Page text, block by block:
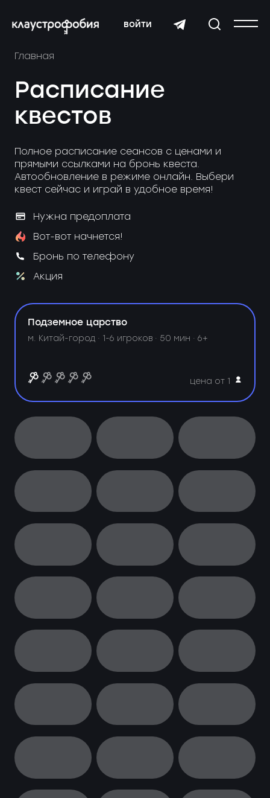
войти
Главная
Расписание
квестов
Полное расписание сеансов с ценами и
прямыми ссылками на бронь квеста.
Автообновление в режиме онлайн. Выбери
квест сейчас и играй в удобное время!
Нужна предоплата
Вот-вот начнется!
Бронь по телефону
Акция
Подземное царство
м. Китай-город · 1-6 игроков · 50 мин · 6+
цена от 1